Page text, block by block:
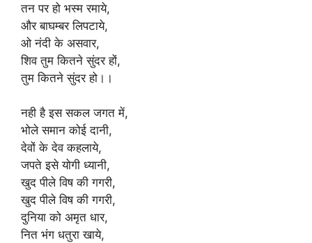
तन पर हो भस्म रमाये,
और बाघम्बर लिपटाये,
ओ नंदी के असवार,
शिव तुम कितने सुंदर हों,
तुम कितने सुंदर हो।।
नही है इस सकल जगत में,
भोले समान कोई दानी,
देवों के देव कहलाये,
जपते इसे योगी ध्यानी,
खुद पीले विष की गगरी,
खुद पीले विष की गगरी,
दुनिया को अमृत धार,
नित भंग धतुरा खाये,